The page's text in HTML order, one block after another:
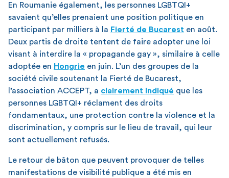
En Roumanie également, les personnes LGBTQI+
savaient qu’elles prenaient une position politique en
participant par milliers à la Fierté de Bucarest en août.
Deux partis de droite tentent de faire adopter une loi
visant à interdire la « propagande gay », similaire à celle
adoptée en Hongrie en juin. L’un des groupes de la
société civile soutenant la Fierté de Bucarest,
l’association ACCEPT, a clairement indiqué que les
personnes LGBTQI+ réclament des droits
fondamentaux, une protection contre la violence et la
discrimination, y compris sur le lieu de travail, qui leur
sont actuellement refusés.
Le retour de bâton que peuvent provoquer de telles
manifestations de visibilité publique a été mis en